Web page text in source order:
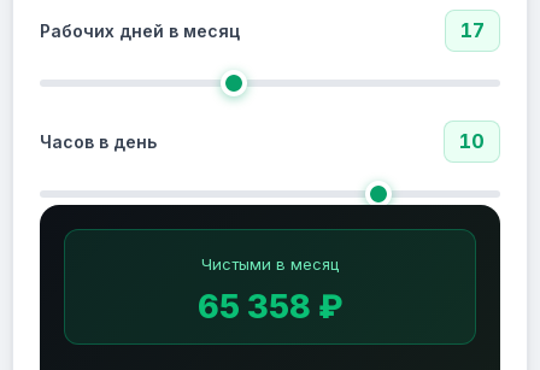
Рабочих дней в месяц 17
Часов в день 10
Чистыми в месяц
65 358 ₽